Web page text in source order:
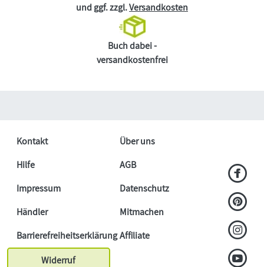
und ggf. zzgl.Versandkosten
Buch dabei -
versandkostenfrei
Kontakt
Über uns
Hilfe
AGB
Impressum
Datenschutz
Händler
Mitmachen
BarrierefreiheitserklärungAffiliate
Widerruf